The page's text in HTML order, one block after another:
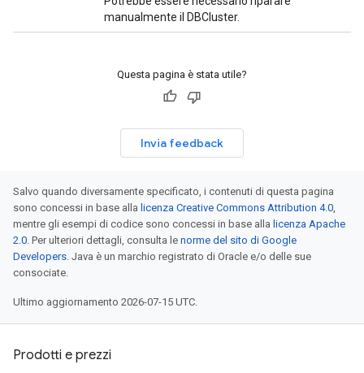
manualmente il DBCluster.
Questa pagina è stata utile?
Invia feedback
Salvo quando diversamente specificato, i contenuti di questa pagina
sono concessi in base alla licenza Creative Commons Attribution 4.0,
mentre gli esempi di codice sono concessi in base alla licenza Apache
2.0. Per ulteriori dettagli, consulta le norme del sito di Google
Developers. Java è un marchio registrato di Oracle e/o delle sue
consociate.
Ultimo aggiornamento 2026-07-15 UTC.
Prodotti e prezzi